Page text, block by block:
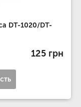
DT-1020/DT-
125 грн